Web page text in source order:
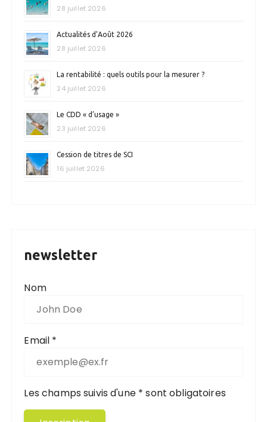
28 juillet 2026
Actualités d’Août 2026
28 juillet 2026
La rentabilité : quels outils pour la mesurer ?
24 juillet 2026
Le CDD « d’usage »
23 juillet 2026
Cession de titres de SCI
16 juillet 2026
newsletter
Nom
Email *
Les champs suivis d'une * sont obligatoires